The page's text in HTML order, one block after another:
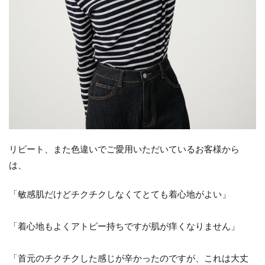
リピート、また色違いでご愛用いただいているお客様から
は、
「敏感肌だけどチクチクしなくてとても着心地がよい」
「着心地もよくアトピー持ちですが肌が痒くなりません」
「首元のチクチクした感じが辛かったのですが、これは大丈